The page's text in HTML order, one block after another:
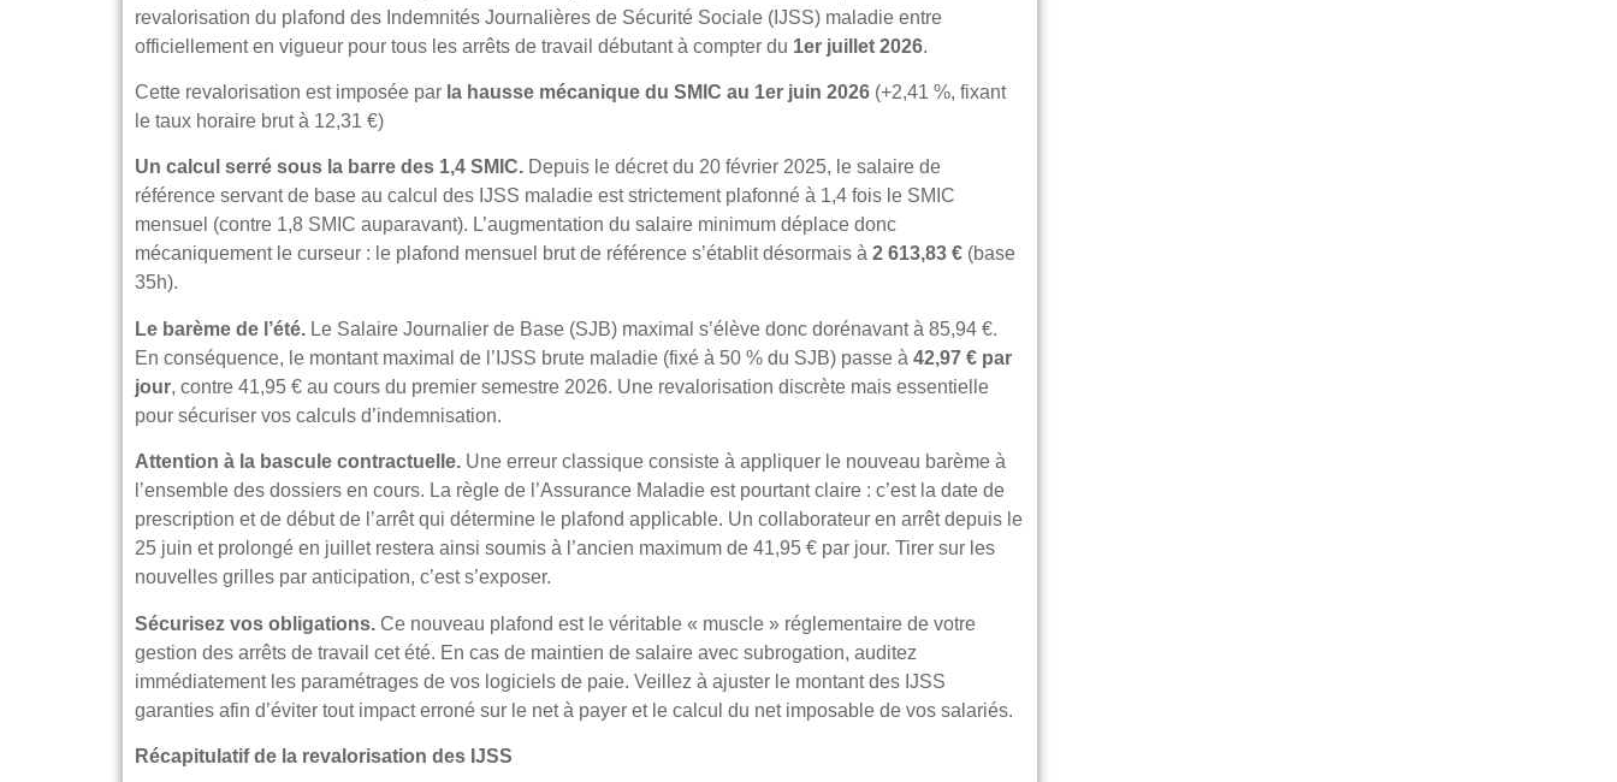
revalorisation du plafond des Indemnités Journalières de Sécurité Sociale (IJSS) maladie entre
officiellement en vigueur pour tous les arrêts de travail débutant à compter du 1er juillet 2026.
Cette revalorisation est imposée par la hausse mécanique du SMIC au 1er juin 2026 (+2,41 %, fixant
le taux horaire brut à 12,31 €)
Un calcul serré sous la barre des 1,4 SMIC. Depuis le décret du 20 février 2025, le salaire de
référence servant de base au calcul des IJSS maladie est strictement plafonné à 1,4 fois le SMIC
mensuel (contre 1,8 SMIC auparavant). L’augmentation du salaire minimum déplace donc
mécaniquement le curseur : le plafond mensuel brut de référence s’établit désormais à 2 613,83 € (base
35h).
Le barème de l’été. Le Salaire Journalier de Base (SJB) maximal s’élève donc dorénavant à 85,94 €.
En conséquence, le montant maximal de l’IJSS brute maladie (fixé à 50 % du SJB) passe à 42,97 € par
jour, contre 41,95 € au cours du premier semestre 2026. Une revalorisation discrète mais essentielle
pour sécuriser vos calculs d’indemnisation.
Attention à la bascule contractuelle. Une erreur classique consiste à appliquer le nouveau barème à
l’ensemble des dossiers en cours. La règle de l’Assurance Maladie est pourtant claire : c’est la date de
prescription et de début de l’arrêt qui détermine le plafond applicable. Un collaborateur en arrêt depuis le
25 juin et prolongé en juillet restera ainsi soumis à l’ancien maximum de 41,95 € par jour. Tirer sur les
nouvelles grilles par anticipation, c’est s’exposer.
Sécurisez vos obligations. Ce nouveau plafond est le véritable « muscle » réglementaire de votre
gestion des arrêts de travail cet été. En cas de maintien de salaire avec subrogation, auditez
immédiatement les paramétrages de vos logiciels de paie. Veillez à ajuster le montant des IJSS
garanties afin d’éviter tout impact erroné sur le net à payer et le calcul du net imposable de vos salariés.
Récapitulatif de la revalorisation des IJSS